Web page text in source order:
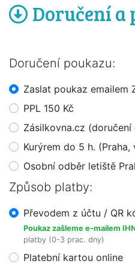
Doručení a
Doručení poukazu:
Zaslat poukaz emailem
PPL 150 Kč
Zásilkovna.cz
Kurýrem do 5 h.
Osobní odběr letiště
Způsob platby:
Převodem z účtu / QR
Poukaz zašleme e-mailem
platby (0-3 prac. dny)
Platební kartou online